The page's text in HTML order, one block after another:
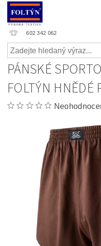
602 342 062
PÁNSKÉ
FOLTÝN HNĚDÉ